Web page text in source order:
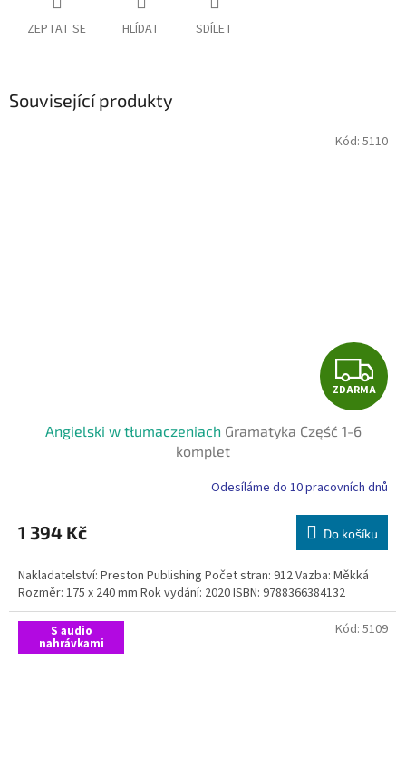
ZEPTAT SE HLÍDAT SDÍLET
Související produkty
Z
D
R
M
A
ZDARMA
Angielski w tłumaczeniach Gramatyka Część 1-6
komplet
Odesíláme do 10 pracovních dnů
1 394 Kč Do košíku
Nakladatelství: Preston Publishing Počet stran: 912 Vazba: Měkká
Rozměr: 175 x 240 mm Rok vydání: 2020 ISBN: 9788366384132
Kód: 5110
S audio
nahrávkami
Kód: 5109